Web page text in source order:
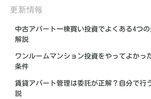
更新情報
中古アパート一棟買い投資でよくある4つ
解説
ワンルームマンション投資をやってよかっ
条件
賃貸アパート管理は委託が正解？自分で行
説